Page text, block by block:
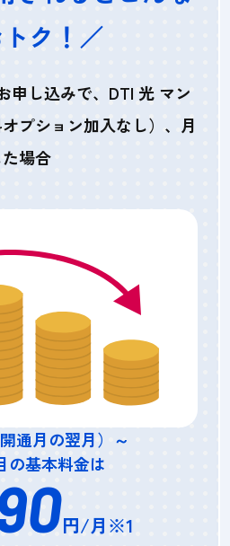
ク！／
申し込みで、DTI 光 マン
プション加入なし）、月
場合
通月の翌月）～
の基本料金は
円/月※1